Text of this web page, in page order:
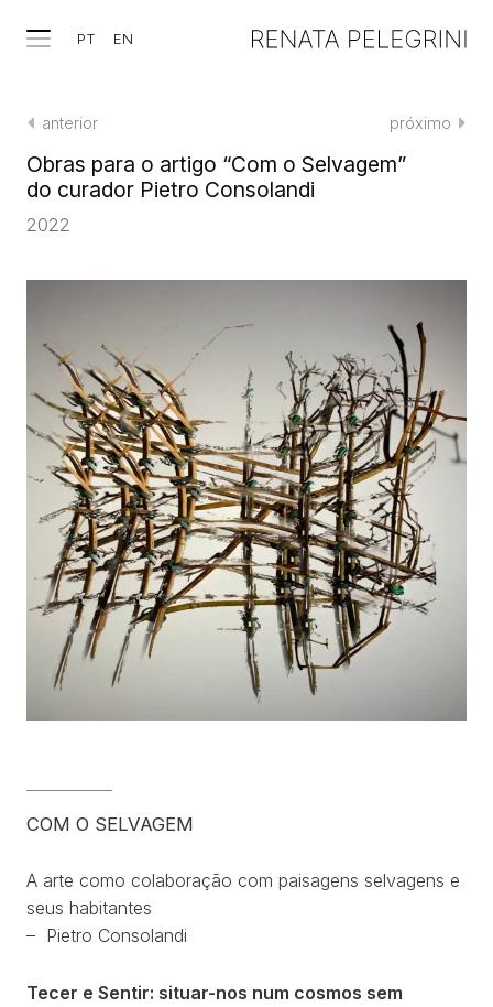
PT EN
anterior próximo
Obras para o artigo “Com o Selvagem”
do curador Pietro Consolandi
2022
COM O SELVAGEM
A arte como colaboração com paisagens selvagens e
seus habitantes
– Pietro Consolandi
Tecer e Sentir: situar-nos num cosmos sem